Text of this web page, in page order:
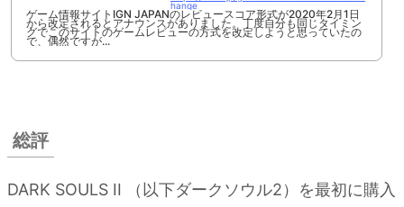
クリ
ア時
スタ
hange
ゲーム情報サイトIGN JAPANのレビュースコア形式が2020年2月1日
から改定されるとアナウンスがありました。丁度自分も同じタイミン
グでこのサイトのゲームレビューの方式を改定しようと思っていたの
で、偶然ですが...
総評
DARK SOULS II （以下ダークソウル2）を最初に購入